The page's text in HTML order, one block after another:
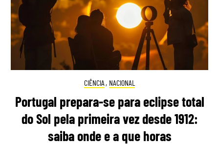
CIÊNCIA , NACIONAL
Portugal prepara-se para eclipse total
do Sol pela primeira vez desde 1912:
saiba onde e a que horas